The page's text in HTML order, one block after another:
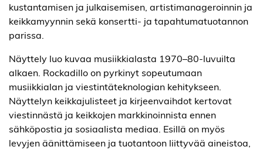
kustantamisen ja julkaisemisen, artistimanageroinnin ja
keikkamyynnin sekä konsertti- ja tapahtumatuotannon
parissa.
Näyttely luo kuvaa musiikkialasta 1970–80-luvuilta
alkaen. Rockadillo on pyrkinyt sopeutumaan
musiikkialan ja viestintäteknologian kehitykseen.
Näyttelyn keikkajulisteet ja kirjeenvaihdot kertovat
viestinnästä ja keikkojen markkinoinnista ennen
sähköpostia ja sosiaalista mediaa. Esillä on myös
levyjen äänittämiseen ja tuotantoon liittyvää aineistoa,